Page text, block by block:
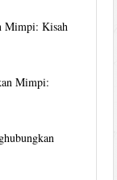
Mimpi: Kisah
Mimpi: